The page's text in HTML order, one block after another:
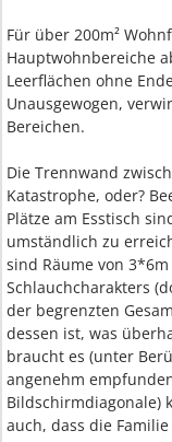
Für über 200m²
Hauptwohnbereiche
Leerflächen ohne
Unausgewogen,
Bereichen.
Die Trennwand
Katastrophe, oder?
Plätze am Esstisch
umständlich zu
sind Räume von
Schlauchcharakters
der begrenzten
dessen ist, was
braucht es (unter
angenehm
Bildschirmdiagonale)
auch, dass die